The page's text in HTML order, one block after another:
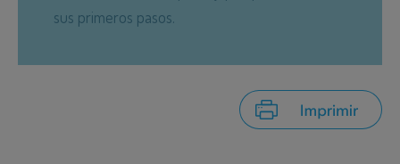
sus primeros pasos.